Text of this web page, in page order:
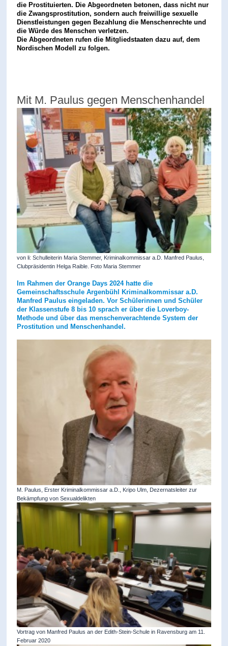
die Prostituierten. Die Abgeordneten betonen, dass nicht nur
die Zwangsprostitution, sondern auch freiwillige sexuelle
Dienstleistungen gegen Bezahlung die Menschenrechte und
die Würde des Menschen verletzen.
Die Abgeordneten rufen die Mitgliedstaaten dazu auf, dem
Nordischen Modell zu folgen.
Mit M. Paulus gegen Menschenhandel
von li: Schulleiterin Maria Stemmer, Kriminalkommissar a.D. Manfred Paulus,
Clubpräsidentin Helga Raible. Foto Maria Stemmer
Im Rahmen der Orange Days 2024 hatte die
Gemeinschaftsschule Argenbühl Kriminalkommissar a.D.
Manfred Paulus eingeladen. Vor Schülerinnen und Schüler
der Klassenstufe 8 bis 10 sprach er über die Loverboy-
Methode und über das menschenverachtende System der
Prostitution und Menschenhandel.
M. Paulus, Erster Kriminalkommissar a.D., Kripo Ulm, Dezernatsleiter zur
Bekämpfung von Sexualdelikten
Vortrag von Manfred Paulus an der Edith-Stein-Schule in Ravensburg am 11.
Februar 2020